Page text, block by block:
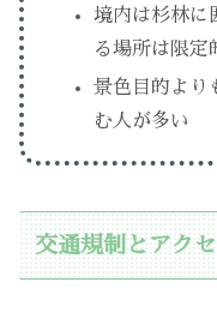
境内は杉林に
る場所は限定
景色目的より
む人が多い
交通規制とアク